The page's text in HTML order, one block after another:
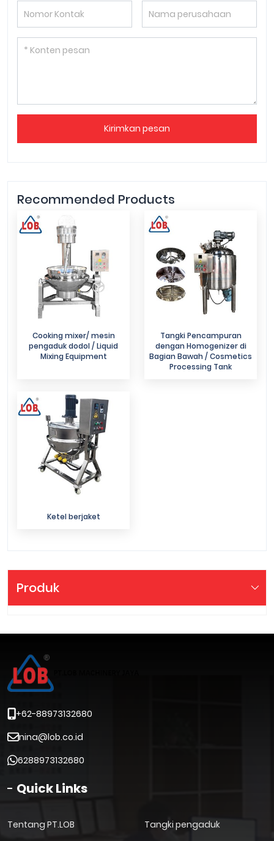
Produk
Kirimkan pesan
Recommended Products
Cooking mixer/ mesin
pengaduk dodol / Liquid
Mixing Equipment
Tangki Pencampuran
dengan Homogenizer di
Bagian Bawah / Cosmetics
Processing Tank
Ketel berjaket
+62-88973132680
nina@lob.co.id
6288973132680
Quick Links
Tentang PT.LOB
Tangki pengaduk